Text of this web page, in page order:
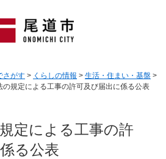
さがす > くらしの情報 > 生活・住まい・基盤 >
の規定による工事の許可及び届出に係る公表
定による工事の許
る公表